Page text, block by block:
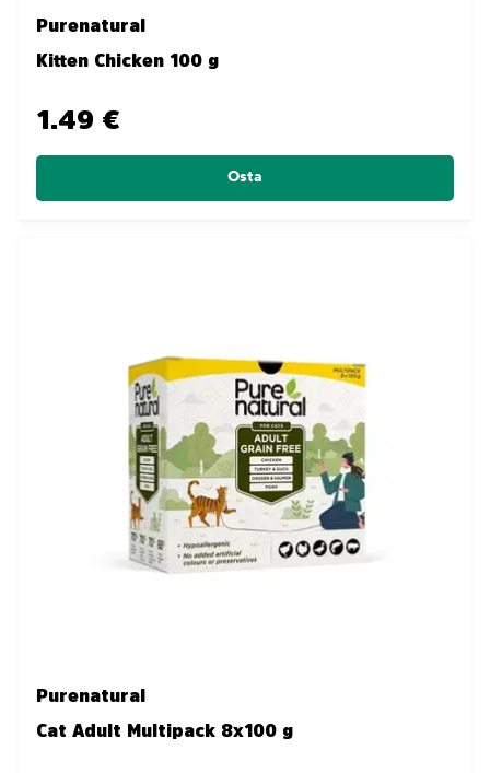
Purenatural
Kitten Chicken 100 g
1.49 €
Osta
Purenatural
Cat Adult Multipack 8x100 g